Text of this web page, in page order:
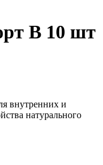
В 10 шт
внутренних и
натурального